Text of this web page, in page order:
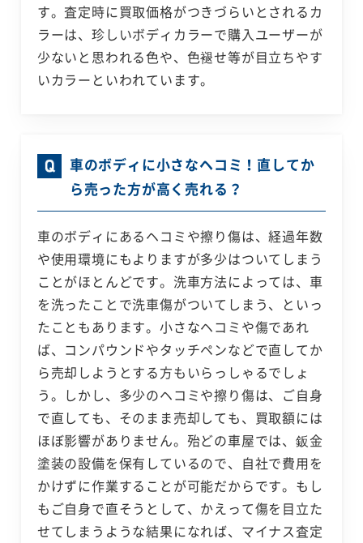
す。査定時に買取価格がつきづらいとされるカ
ラーは、珍しいボディカラーで購入ユーザーが
少ないと思われる色や、色褪せ等が目立ちやす
いカラーといわれています。
車のボディに小さなヘコミ！直してか
ら売った方が高く売れる？
車のボディにあるヘコミや擦り傷は、経過年数
や使用環境にもよりますが多少はついてしまう
ことがほとんどです。洗車方法によっては、車
を洗ったことで洗車傷がついてしまう、といっ
たこともあります。小さなヘコミや傷であれ
ば、コンパウンドやタッチペンなどで直してか
ら売却しようとする方もいらっしゃるでしょ
う。しかし、多少のヘコミや擦り傷は、ご自身
で直しても、そのまま売却しても、買取額には
ほぼ影響がありません。殆どの車屋では、鈑金
塗装の設備を保有しているので、自社で費用を
かけずに作業することが可能だからです。もし
もご自身で直そうとして、かえって傷を目立た
せてしまうような結果になれば、マイナス査定